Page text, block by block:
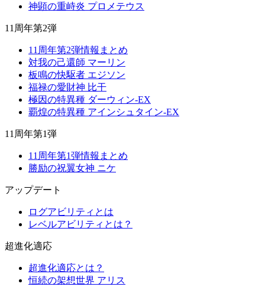
神顕の重峙炎 プロメテウス
11周年第2弾
11周年第2弾情報まとめ
対我の己還師 マーリン
板鳴の快駆者 エジソン
福禄の愛財神 比干
極因の特異種 ダーウィン-EX
覇煌の特異種 アインシュタイン-EX
11周年第1弾
11周年第1弾情報まとめ
勝励の祝翼女神 ニケ
アップデート
ログアビリティとは
レベルアビリティとは？
超進化適応
超進化適応とは？
恒続の架想世界 アリス